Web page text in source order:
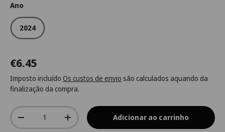
Ano
2024
€6.45
Imposto incluído Os custos de envio são calculados aquando da
finalização da compra.
Qtd.
-
+ Adicionar ao carrinho